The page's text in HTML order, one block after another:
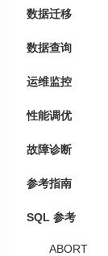
数据迁移
数据查询
运维监控
性能调优
故障诊断
参考指南
SQL 参考
ABORT